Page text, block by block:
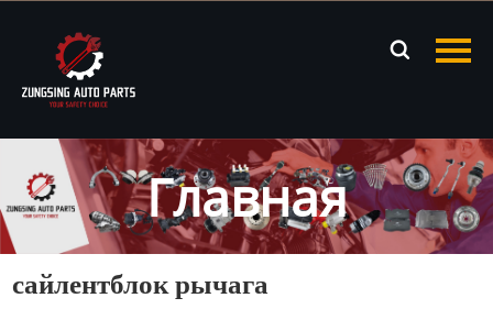

Продукция
Новости
О нас
Контакты
Главная
сайлентблок рычага